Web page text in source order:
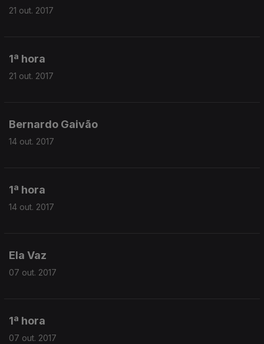
21 out. 2017
1ª hora
21 out. 2017
Bernardo Gaivão
14 out. 2017
1ª hora
14 out. 2017
Ela Vaz
07 out. 2017
1ª hora
07 out. 2017